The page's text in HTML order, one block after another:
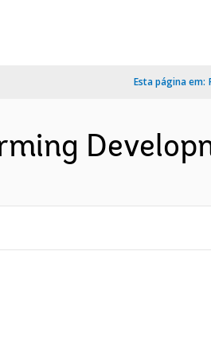
Esta página em: